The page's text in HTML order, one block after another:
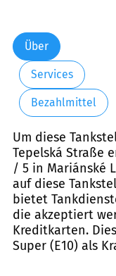
Über
Services
Bezahlmittel
Um diese
Tepelská Straße
/ 5 in Mariánské
auf diese
bietet
die akzeptiert
Kreditkarten.
Super (E10) als